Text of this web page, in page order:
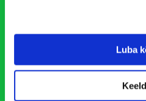
Luba
parimate pakkumiste ja